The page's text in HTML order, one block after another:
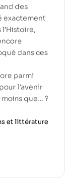
des
exactement
dans ces
parmi
l’avenir
moins que… ?
et littérature